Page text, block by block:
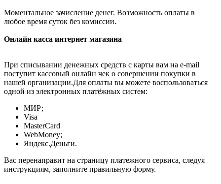
Моментальное зачисление денег. Возможность оплаты в
любое время суток без комиссии.
Онлайн касса интернет магазина
При списывании денежных средств с карты вам на e-mail
поступит кассовый онлайн чек о совершении покупки в
нашей организации.Для оплаты вы можете воспользоваться
одной из электронных платёжных систем:
МИР;
Visa
MasterCard
WebMoney;
Яндекс.Деньги.
Вас перенаправит на страницу платежного сервиса, следуя
инструкциям, заполните правильную форму.